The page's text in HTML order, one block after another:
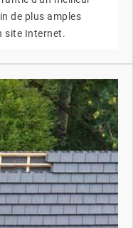
de plus amples
site Internet.